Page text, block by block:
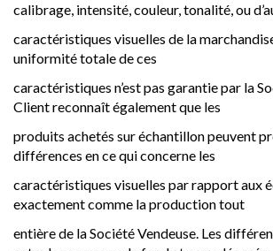
calibrage, intensité, couleur, tonalité, ou
caractéristiques visuelles de la
uniformité totale de ces
caractéristiques n’est pas garantie par la
Client reconnaît également que les
produits achetés sur échantillon peuvent
différences en ce qui concerne les
caractéristiques visuelles par rapport aux
exactement comme la production tout
entière de la Société Vendeuse. Les